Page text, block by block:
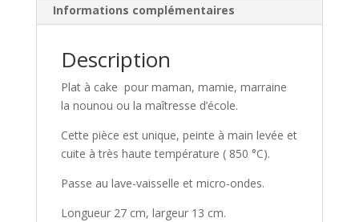
Informations complémentaires
Description
Plat à cake pour maman, mamie, marraine
la nounou ou la maîtresse d’école.
Cette pièce est unique, peinte à main levée et
cuite à très haute température ( 850 °C).
Passe au lave-vaisselle et micro-ondes.
Longueur 27 cm, largeur 13 cm.